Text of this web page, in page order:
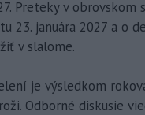
Preteky v obrovskom
23. januára 2027 a o
v slalome.
je výsledkom
Odborné diskusie